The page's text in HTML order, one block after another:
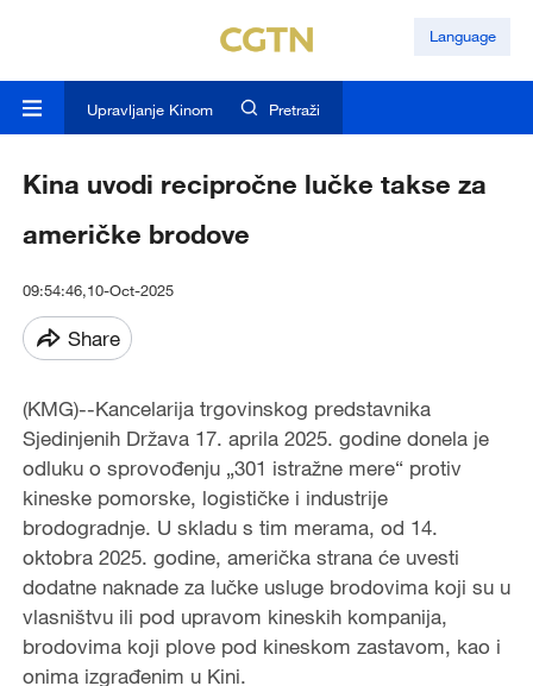
Language
Upravljanje Kinom Pretraži
Kina uvodi recipročne lučke takse za
američke brodove
09:54:46,10-Oct-2025
Share
(KMG)--Kancelarija trgovinskog predstavnika
Sjedinjenih Država 17. aprila 2025. godine donela je
odluku o sprovođenju „301 istražne mere“ protiv
kineske pomorske, logističke i industrije
brodogradnje. U skladu s tim merama, od 14.
oktobra 2025. godine, američka strana će uvesti
dodatne naknade za lučke usluge brodovima koji su u
vlasništvu ili pod upravom kineskih kompanija,
brodovima koji plove pod kineskom zastavom, kao i
onima izgrađenim u Kini.